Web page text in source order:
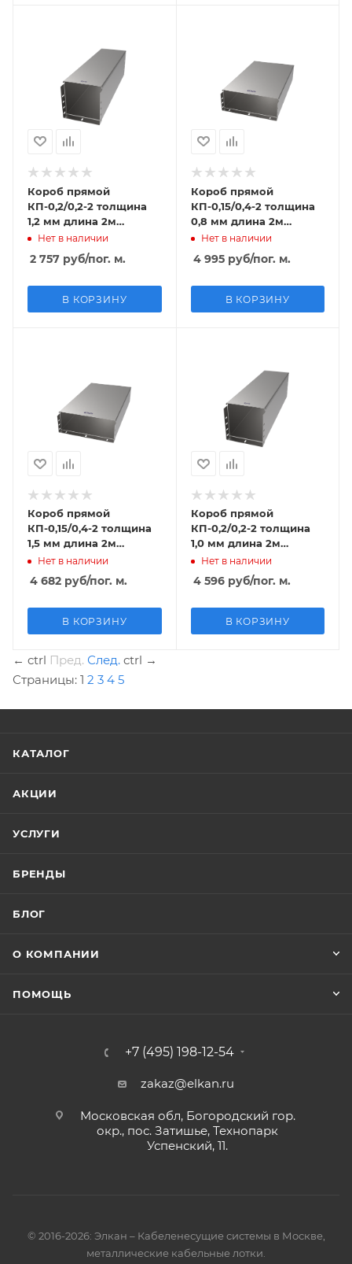
Короб прямой
КП-0,2/0,2-2 толщина
1,2 мм длина 2м
крашенный
Нет в наличии
2 757 руб/пог. м.
В КОРЗИНУ
Короб прямой
КП-0,15/0,4-2 толщина
0,8 мм длина 2м
нержавеющая сталь
Нет в наличии
4 995руб/пог. м.
В КОРЗИНУ
Короб прямой
КП-0,15/0,4-2 толщина
1,5 мм длина 2м
горячий цинк
Нет в наличии
4 682 руб/пог. м.
В КОРЗИНУ
Короб прямой
КП-0,2/0,2-2 толщина
1,0 мм длина 2м
нержавеющая сталь
Нет в наличии
4 596руб/пог. м.
В КОРЗИНУ
← ctrl Пред. След. ctrl →
Страницы: 1 2 3 4 5
КАТАЛОГ
АКЦИИ
УСЛУГИ
БРЕНДЫ
БЛОГ
О КОМПАНИИ
ПОМОЩЬ
+7 (495) 198-12-54
zakaz@elkan.ru
Московская обл, Богородский гор.
окр., пос. Затишье, Технопарк
Успенский, 11.
© 2016-2026: Элкан – Кабеленесущие системы в Москве,
металлические кабельные лотки.